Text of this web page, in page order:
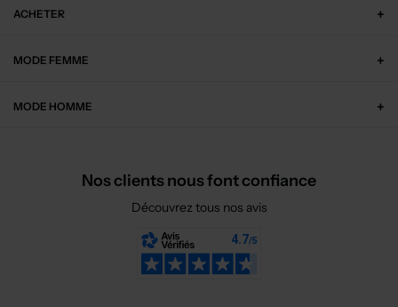
ACHETER
MODE FEMME
MODE HOMME
Nos clients nous font confiance
Découvrez tous nos avis